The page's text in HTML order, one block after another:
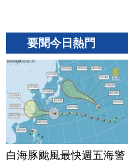
要聞今日熱門
白海豚颱風最快週五海警